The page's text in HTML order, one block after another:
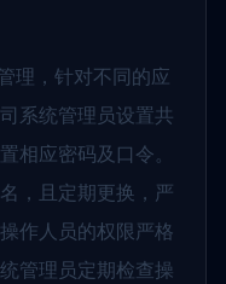
理，针对不同的应
系统管理员设置共
相应密码及口令。
，且定期更换，严
作人员的权限严格
管理员定期检查操